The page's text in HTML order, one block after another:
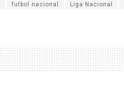
futbol nacional Liga Nacional